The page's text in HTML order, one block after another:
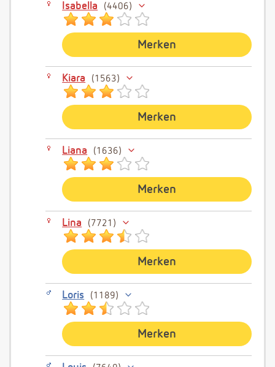
Isabella 4406
Merken
Kiara 1563
Merken
Liana 1636
Merken
Lina 7721
Merken
Loris 1189
Merken